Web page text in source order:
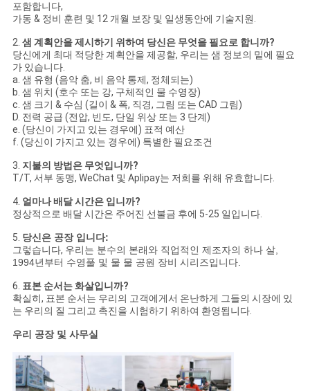
포함합니다,
가동 & 정비 훈련 및 12 개월 보장 및 일생동안에 기술지원.
2. 샘 계획안을 제시하기 위하여 당신은 무엇을 필요로 합니까?
당신에게 최대 적당한 계획안을 제공할, 우리는 샘 정보의 밑에 필요
가 있습니다.
a. 샘 유형 (음악 춤, 비 음악 통제, 정체되는)
b. 샘 위치 (호수 또는 강, 구체적인 물 수영장)
c. 샘 크기 & 수심 (길이 & 폭, 직경, 그림 또는 CAD 그림)
D. 전력 공급 (전압, 빈도, 단일 위상 또는 3 단계)
e. (당신이 가지고 있는 경우에) 표적 예산
f. (당신이 가지고 있는 경우에) 특별한 필요조건
3. 지불의 방법은 무엇입니까?
T/T, 서부 동맹, WeChat 및 Aplipay는 저희를 위해 유효합니다.
4. 얼마나 배달 시간은 입니까?
정상적으로 배달 시간은 주어진 선불금 후에 5-25 일입니다.
5. 당신은 공장 입니다:
그렇습니다, 우리는 분수의 본래와 직업적인 제조자의 하나 살,
1994년부터 수영풀 및 물 물 공원 장비 시리즈입니다.
6. 표본 순서는 화살입니까?
확실히, 표본 순서는 우리의 고객에게서 온난하게 그들의 시장에 있
는 우리의 질 그리고 촉진을 시험하기 위하여 환영됩니다.
우리 공장 및 사무실